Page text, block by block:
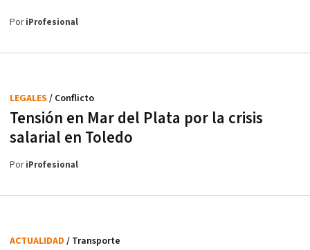
PoriProfesional
Tensión en Mar del Plata por la crisis
salarial en Toledo
LEGALES / Conflicto
PoriProfesional
ACTUALIDAD / Transporte